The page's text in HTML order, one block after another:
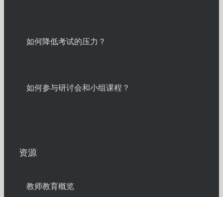
如何降低考试的压力？
如何参与研讨会和小组课程？
资源
教师教育概览